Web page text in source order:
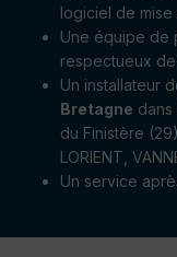
logiciel de mise
Une équipe de
respectueux
Un installateur
Bretagne
du Finistère (29)
LORIENT,
Un service